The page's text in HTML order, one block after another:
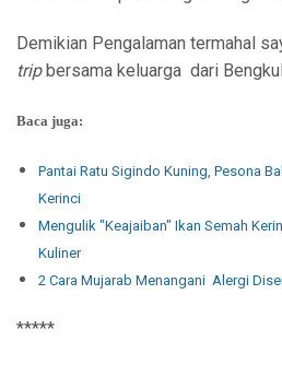
Demikian Pengalaman termahal
tripbersama keluarga dari
Baca juga:
Pantai Ratu Sigindo Kuning, Pesona
Kerinci
Mengulik "Keajaiban" Ikan Semah
Kuliner
2 Cara Mujarab Menangani Alergi
*****